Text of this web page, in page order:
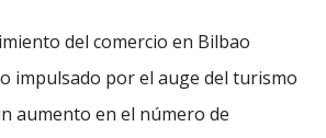
del comercio en Bilbao
impulsado por el auge del turismo
aumento en el número de